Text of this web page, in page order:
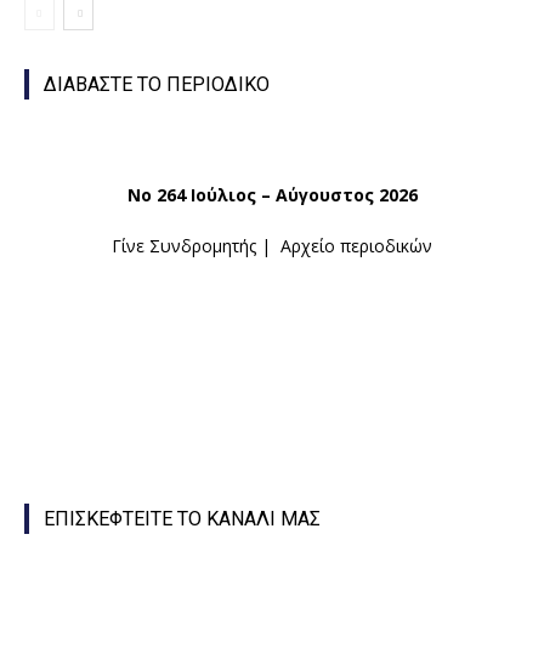
ΔΙΑΒΑΣΤΕ ΤΟ ΠΕΡΙΟΔΙΚΟ
Νο 264 Ιούλιος – Αύγουστος 2026
Γίνε Συνδρομητής | Αρχείο περιοδικών
ΕΠΙΣΚΕΦΤΕΙΤΕ ΤΟ ΚΑΝΑΛΙ ΜΑΣ